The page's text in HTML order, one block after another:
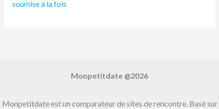
e
soumise à la fois
Monpetitdate @2026
Monpetitdate est un comparateur de sites de rencontre. Basé sur